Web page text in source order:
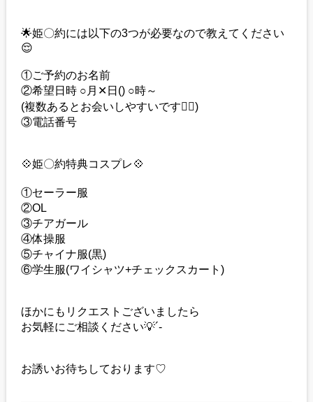
🌟姫〇約には以下の3つが必要なので教えてください
😌
①ご予約のお名前
②希望日時 ○月✕日() ○時～
(複数あるとお会いしやすいです🙇‍♀️)
③電話番号
💠姫〇約特典コスプレ💠
①セーラー服
②OL
③チアガール
④体操服
⑤チャイナ服(黒)
⑥学生服(ワイシャツ+チェックスカート)
ほかにもリクエストございましたら
お気軽にご相談ください💡´-
お誘いお待ちしております♡